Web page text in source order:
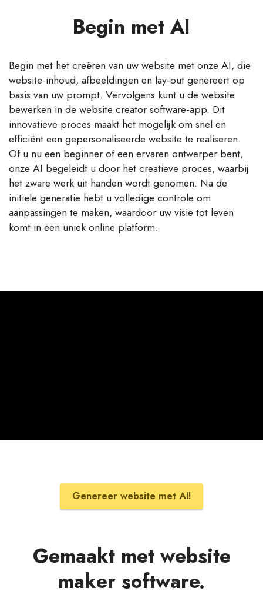
Begin met AI
Begin met het creëren van uw website met onze AI, die
website-inhoud, afbeeldingen en lay-out genereert op
basis van uw prompt. Vervolgens kunt u de website
bewerken in de website creator software-app. Dit
innovatieve proces maakt het mogelijk om snel en
efficiënt een gepersonaliseerde website te realiseren.
Of u nu een beginner of een ervaren ontwerper bent,
onze AI begeleidt u door het creatieve proces, waarbij
het zware werk uit handen wordt genomen. Na de
initiële generatie hebt u volledige controle om
aanpassingen te maken, waardoor uw visie tot leven
komt in een uniek online platform.
Genereer website met AI!
Gemaakt met website
maker software.